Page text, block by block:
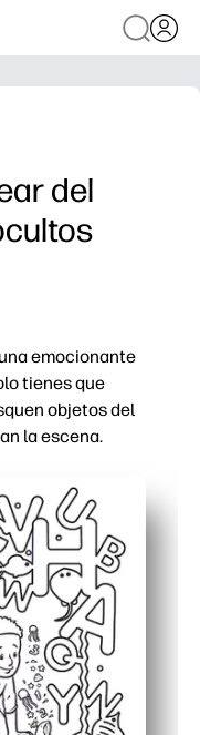
del
emocionante
tienes que
objetos del
la escena.
una vez, coja
reconocimiento
durante más tiempo:
cronómetro, busca